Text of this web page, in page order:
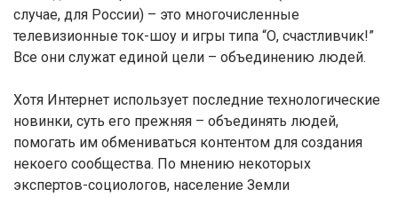
случае, для России) – это многочисленные
телевизионные ток-шоу и игры типа “О, счастливчик!”
Все они служат единой цели – объединению людей.
Хотя Интернет использует последние технологические
новинки, суть его прежняя – объединять людей,
помогать им обмениваться контентом для создания
некоего сообщества. По мнению некоторых
экспертов-социологов, население Земли